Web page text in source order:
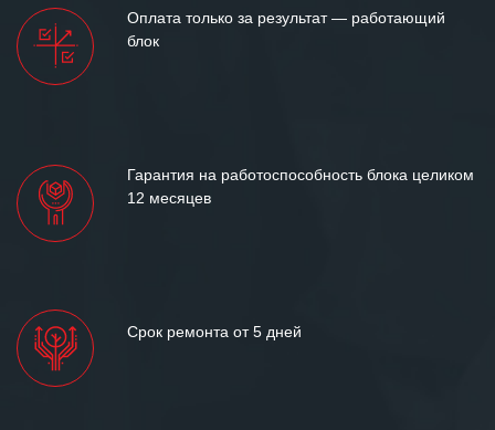
между нашими компаниями открытые
Оплата только за результат — работающий
блок
Гарантия на работоспособность блока целиком
12 месяцев
Срок ремонта от 5 дней